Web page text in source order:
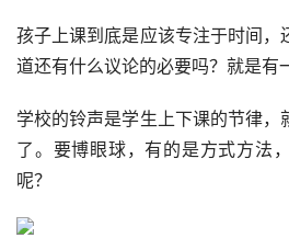
孩子上课到底是应该专注于时间，
道还有什么议论的必要吗？就是有
学校的铃声是学生上下课的节律，
了。要博眼球，有的是方式方法
呢？